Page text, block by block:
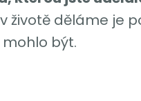
v životě děláme
být.